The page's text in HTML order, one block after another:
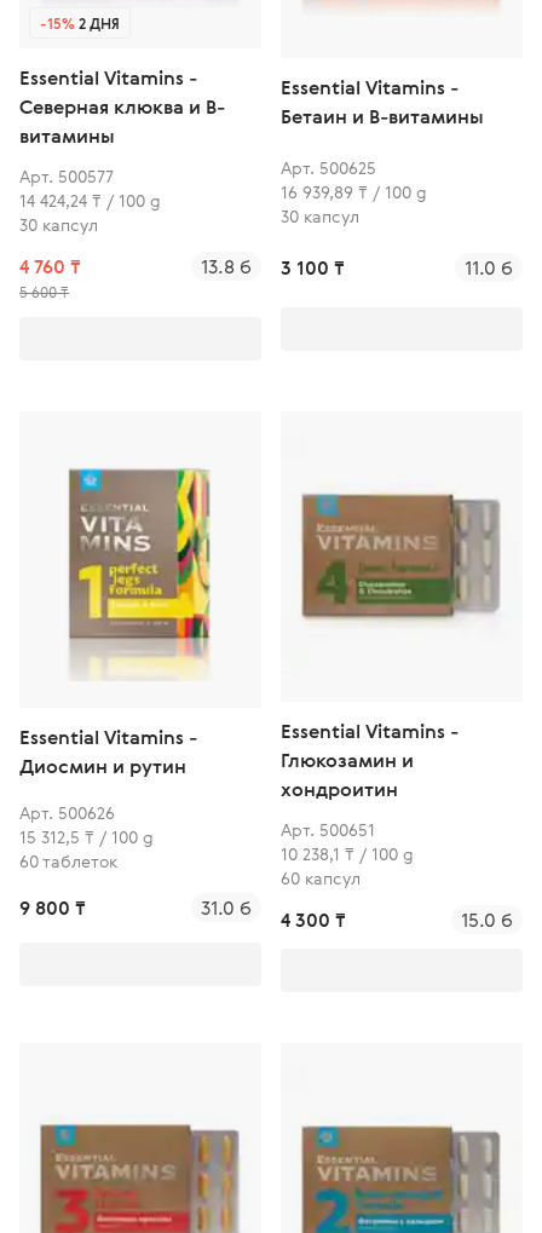
-15%2 ДНЯ
Essential Vitamins -
Северная клюква и В-
витамины
Арт. 500577
14 424,24 ₸ / 100 g
30 капсул
4 760 ₸
5 600 ₸
13.8 б
Essential Vitamins -
Бетаин и В-витамины
Арт. 500625
16 939,89 ₸ / 100 g
30 капсул
3 100 ₸ 11.0 б
Essential Vitamins -
Диосмин и рутин
Арт. 500626
15 312,5 ₸ / 100 g
60 таблеток
9 800 ₸ 31.0 б
Essential Vitamins -
Глюкозамин и
хондроитин
Арт. 500651
10 238,1 ₸ / 100 g
60 капсул
4 300 ₸ 15.0 б